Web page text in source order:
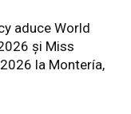
aduce World
și Miss
la Montería,